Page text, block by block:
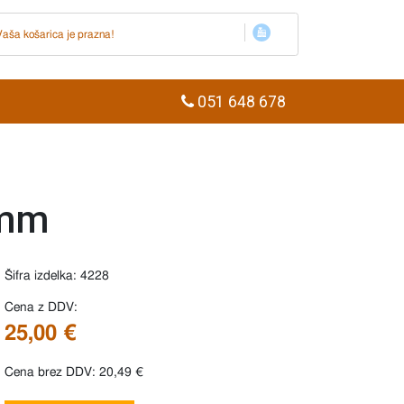
košarica je prazna!
051 648 678
Šifra izdelka: 4228
Cena z DDV:
25,00 €
Cena brez DDV: 20,49 €